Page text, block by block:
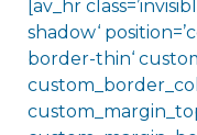
[av_hr
shadow‘
border-thin‘